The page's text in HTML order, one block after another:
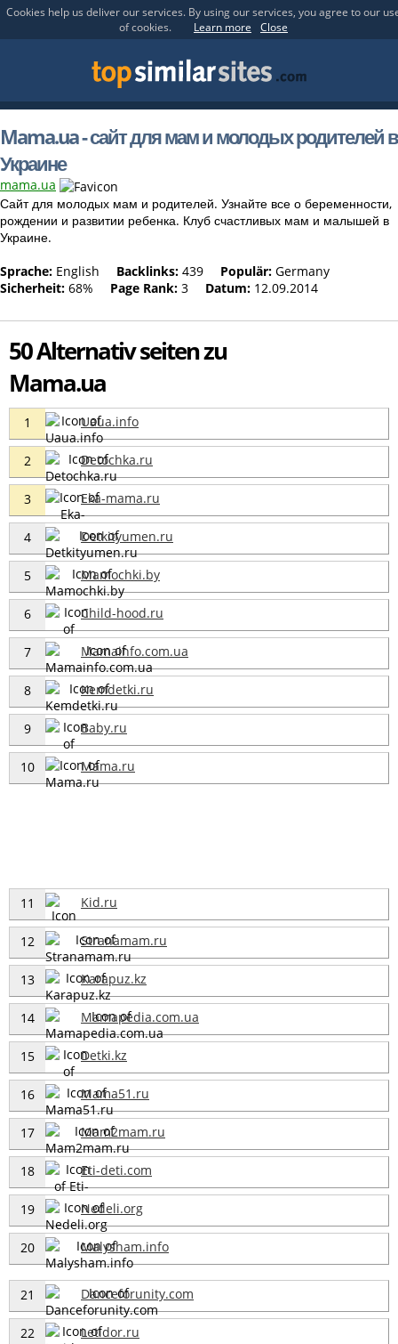
Cookies help us deliver our services. By using our services, you agree to our
of cookies.
Learn more Close
Mama.ua - сайт для мам и молодых родителей в
Украине
mama.ua
Сайт для молодых мам и родителей. Узнайте все о беременности,
рождении и развитии ребенка. Клуб счастливых мам и малышей в
Украине.
Sprache: English Backlinks: 439 Populär: Germany
Sicherheit: 68% Page Rank: 3 Datum: 12.09.2014
50 Alternativ seiten zu
Mama.ua
1 Uaua.info
2 Detochka.ru
3 Eka-mama.ru
4 Detkityumen.ru
5 Mamochki.by
6 Child-hood.ru
7 Mamainfo.com.ua
8 Kemdetki.ru
9 Baby.ru
10 Mama.ru
11 Kid.ru
12 Stranamam.ru
13 Karapuz.kz
14 Mamapedia.com.ua
15 Detki.kz
16 Mama51.ru
17 Mam2mam.ru
18 Eti-deti.com
19 Nedeli.org
20 Malysham.info
21 Danceforunity.com
22 Letidor.ru